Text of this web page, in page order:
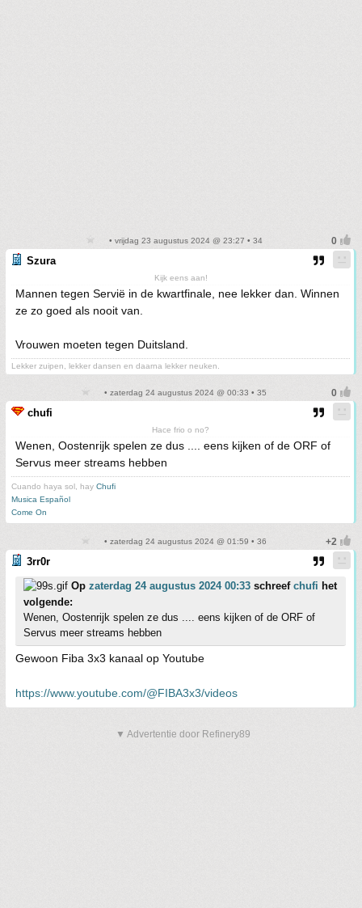
• vrijdag 23 augustus 2024 @ 23:27 • 34
Szura
Kijk eens aan!
Mannen tegen Servië in de kwartfinale, nee lekker dan. Winnen
ze zo goed als nooit van.
Vrouwen moeten tegen Duitsland.
Lekker zuipen, lekker dansen en daarna lekker neuken.
• zaterdag 24 augustus 2024 @ 00:33 • 35
chufi
Hace frio o no?
Wenen, Oostenrijk spelen ze dus .... eens kijken of de ORF of
Servus meer streams hebben
Cuando haya sol, hay Chufi
Musica Español
Come On
• zaterdag 24 augustus 2024 @ 01:59 • 36
3rr0r
Op zaterdag 24 augustus 2024 00:33 schreef chufi het
volgende:
Wenen, Oostenrijk spelen ze dus .... eens kijken of de ORF of
Servus meer streams hebben
Gewoon Fiba 3x3 kanaal op Youtube
https://www.youtube.com/@FIBA3x3/videos
▼ Advertentie door Refinery89